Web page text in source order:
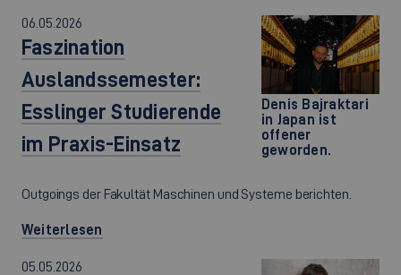
Denis Bajraktari
in Japan ist
offener
geworden.
06.05.2026
Faszination
Auslandssemester:
Esslinger Studierende
im Praxis-Einsatz
Outgoings der Fakultät Maschinen und Systeme berichten.
Weiterlesen
05.05.2026